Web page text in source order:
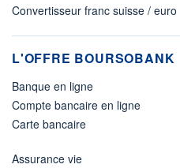
Convertisseur franc suisse / euro
L'OFFRE BOURSOBANK
Banque en ligne
Compte bancaire en ligne
Carte bancaire
Assurance vie